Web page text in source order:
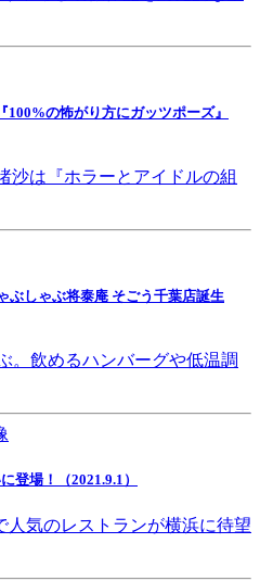
100%の怖がり方にガッツポーズ』
沙は『ホラーとアイドルの組
ぶしゃぶ将泰庵 そごう千葉店誕生
。飲めるハンバーグや低温調
登場！（2021.9.1）
気のレストランが横浜に待望